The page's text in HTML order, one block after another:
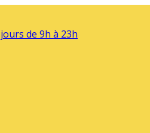
de 9h à 23h